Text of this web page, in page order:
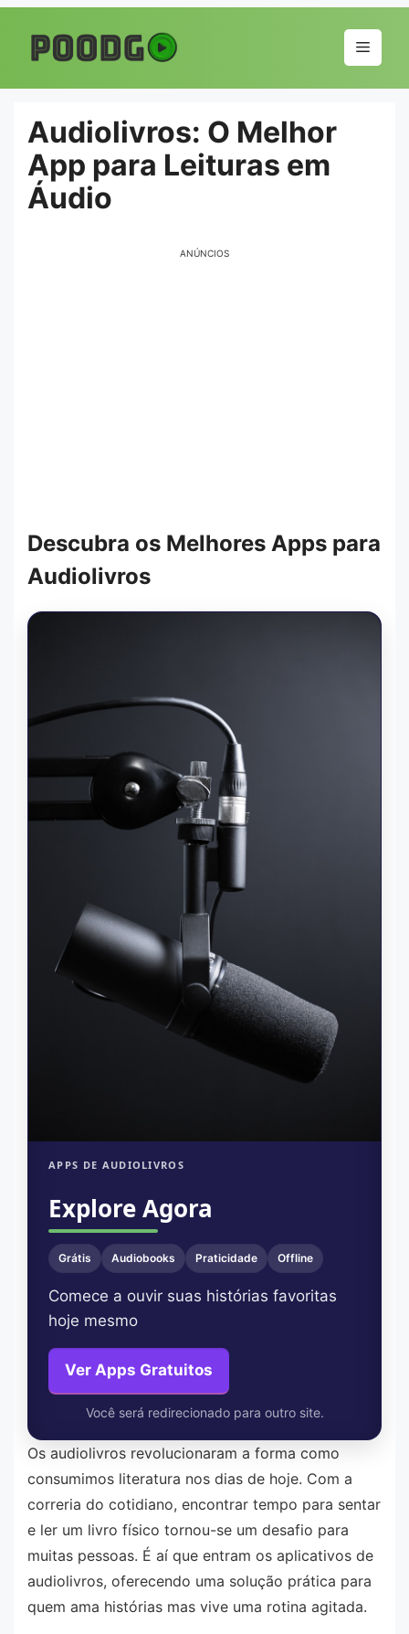
para
conteúdo
Menu
Audiolivros: O Melhor
App para Leituras em
Áudio
ANÚNCIOS
Descubra os Melhores Apps para
Audiolivros
APPS DE AUDIOLIVROS
Explore Agora
Grátis Audiobooks Praticidade Offline
Comece a ouvir suas histórias favoritas
hoje mesmo
Ver Apps Gratuitos
Você será redirecionado para outro site.
Os audiolivros revolucionaram a forma como
consumimos literatura nos dias de hoje. Com a
correria do cotidiano, encontrar tempo para sentar
e ler um livro físico tornou-se um desafio para
muitas pessoas. É aí que entram os aplicativos de
audiolivros, oferecendo uma solução prática para
quem ama histórias mas vive uma rotina agitada.